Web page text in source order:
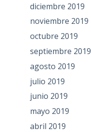
diciembre 2019
noviembre 2019
octubre 2019
septiembre 2019
agosto 2019
julio 2019
junio 2019
mayo 2019
abril 2019